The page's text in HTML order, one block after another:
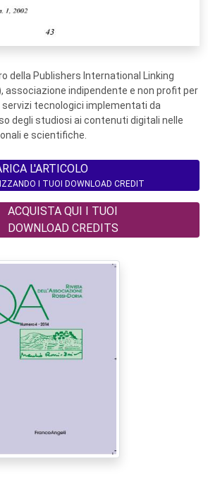
della Publishers International Linking
associazione indipendente e non profit per
tecnologici implementati da
degli studiosi ai contenuti digitali nelle
e scientifiche.
L'ARTICOLO
I TUOI DOWNLOAD CREDIT
ACQUISTA QUI I TUOI
DOWNLOAD CREDITS